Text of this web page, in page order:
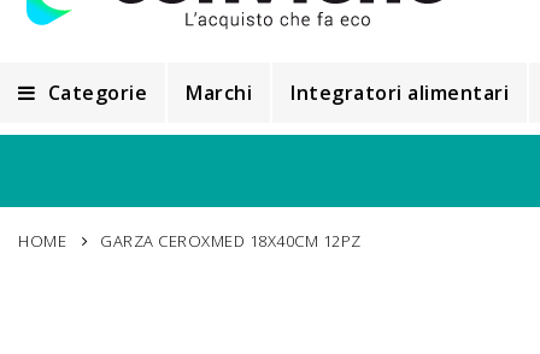
Categorie
Alimentazione e Dietetica
Marchi Integratori alimentari
HOME GARZA CEROXMED 18X40CM 12PZ